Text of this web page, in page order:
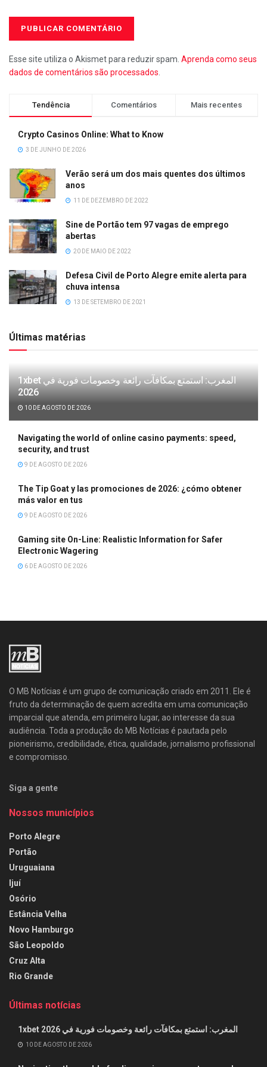
Esse site utiliza o Akismet para reduzir spam. Aprenda como seus
dados de comentários são processados
Tendência Comentários Mais recentes
Crypto Casinos Online: What to Know
3 DE JUNHO DE 2026
Verão será um dos mais quentes dos últimos
anos
11 DE DEZEMBRO DE 2022
Sine de Portão tem 97 vagas de emprego
abertas
20 DE MAIO DE 2022
Defesa Civil de Porto Alegre emite alerta para
chuva intensa
13 DE SETEMBRO DE 2021
Últimas matérias
1xbet المغرب: استمتع بمكافآت رائعة وخصومات فورية في
2026
10 DE AGOSTO DE 2026
Navigating the world of online casino payments: speed,
security, and trust
9 DE AGOSTO DE 2026
The Tip Goat y las promociones de 2026: ¿cómo obtener
más valor en tus
9 DE AGOSTO DE 2026
Gaming site On-Line: Realistic Information for Safer
Electronic Wagering
6 DE AGOSTO DE 2026
O MB Notícias é um grupo de comunicação criado em 2011. Ele é
fruto da determinação de quem acredita em uma comunicação
imparcial que atenda, em primeiro lugar, ao interesse da sua
audiência. Toda a produção do MB Notícias é pautada pelo
pioneirismo, credibilidade, ética, qualidade, jornalismo profissional
e compromisso.
Siga a gente
Nossos municípios
Porto Alegre
Portão
Uruguaiana
Ijuí
Osório
Estância Velha
Novo Hamburgo
São Leopoldo
Cruz Alta
Rio Grande
Últimas notícias
1xbet المغرب: استمتع بمكافآت رائعة وخصومات فورية في 2026
10 DE AGOSTO DE 2026